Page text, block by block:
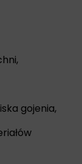
gojenia,